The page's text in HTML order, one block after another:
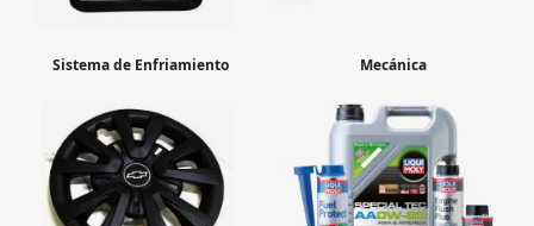
Sistema de Enfriamiento Mecánica